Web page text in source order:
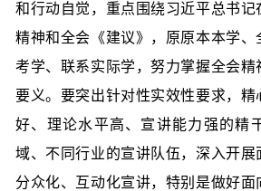
和行动自觉，重点围绕习近平总书
精神和全会《建议》，原原本本学、
考学、联系实际学，努力掌握全会
要义。要突出针对性实效性要求，
好、理论水平高、宣讲能力强的精
域、不同行业的宣讲队伍，深入开展
分众化、互动化宣讲，特别是做好面